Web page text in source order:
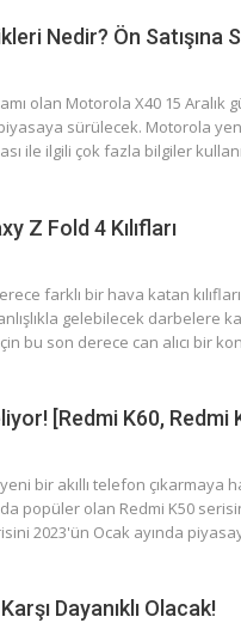
Nedir? Ön Satışına
olan Motorola X40 15 Aralık
sürülecek. Motorola yeni
ile ilgili çok fazla bilgiler
Z Fold 4 Kılıfları
farklı bir hava katan
gelebilecek darbelere
bu son derece can alıcı bir
[Redmi K60, Redmi
bir akıllı telefon çıkarmaya
popüler olan Redmi K50
2023'ün Ocak ayında
Dayanıklı Olacak!